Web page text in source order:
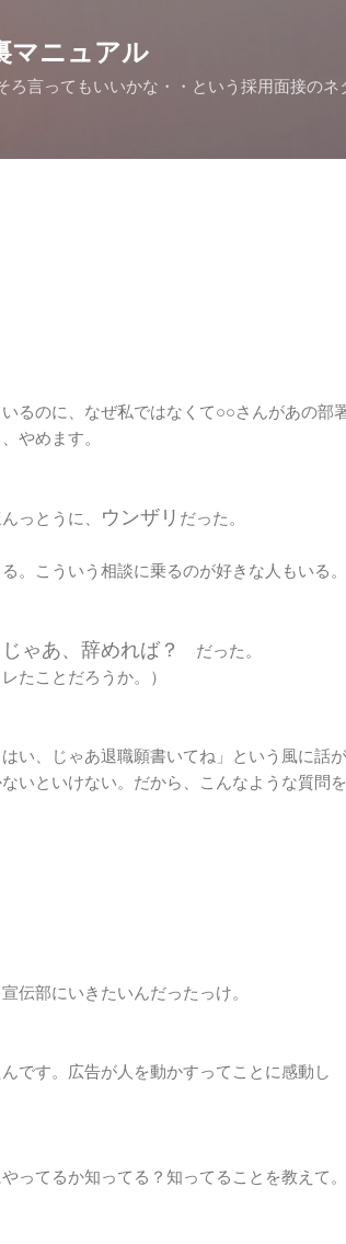
マニュアル
言ってもいいかな・・という採用面接のネ
るのに、なぜ私ではなくて○○さんがあの部
やめます。
っとうに、 ウンザリ だった。
。こういう相談に乗るのが好きな人もいる。
ゃあ、辞めれば？
だった。
たことだろうか。）
い、じゃあ退職願書いてね」という風に話
いといけない。だから、こんなような質問
伝部にいきたいんだったっけ。
です。広告が人を動かすってことに感動し
ってるか知ってる？知ってることを教えて。